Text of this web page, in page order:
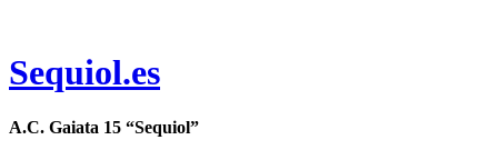
Sequiol.es
A.C. Gaiata 15 “Sequiol”